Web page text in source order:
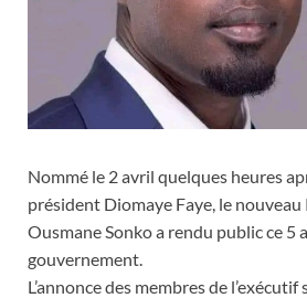
Nommé le 2 avril quelques heures
président Diomaye Faye, le
Ousmane Sonko a rendu public ce 5
gouvernement.
L’annonce des membres de